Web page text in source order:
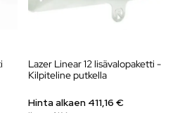
Lazer Linear 12 lisävalopaketti -
Kilpiteline putkella
Hinta alkaen 411,16 €